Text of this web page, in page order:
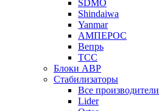
SDMO
Shindaiwa
Yanmar
АМПЕРОС
Вепрь
ТСС
Блоки АВР
Стабилизаторы
Все производители
Lider